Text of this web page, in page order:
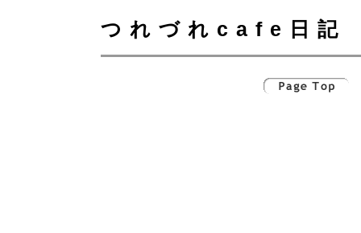
つれづれcafe日記